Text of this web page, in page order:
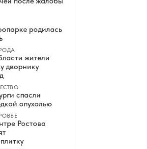
родилась
жители
дворнику
спасли
опухолью
Ростова